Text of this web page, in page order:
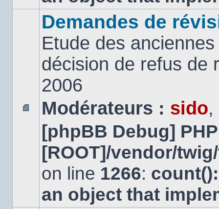
message
lu
Demandes de
Etude des
décision de refus de
2006
Modérateurs : sido,
[phpBB Debug]
[ROOT]/vendor/
on line 1266:
an object that